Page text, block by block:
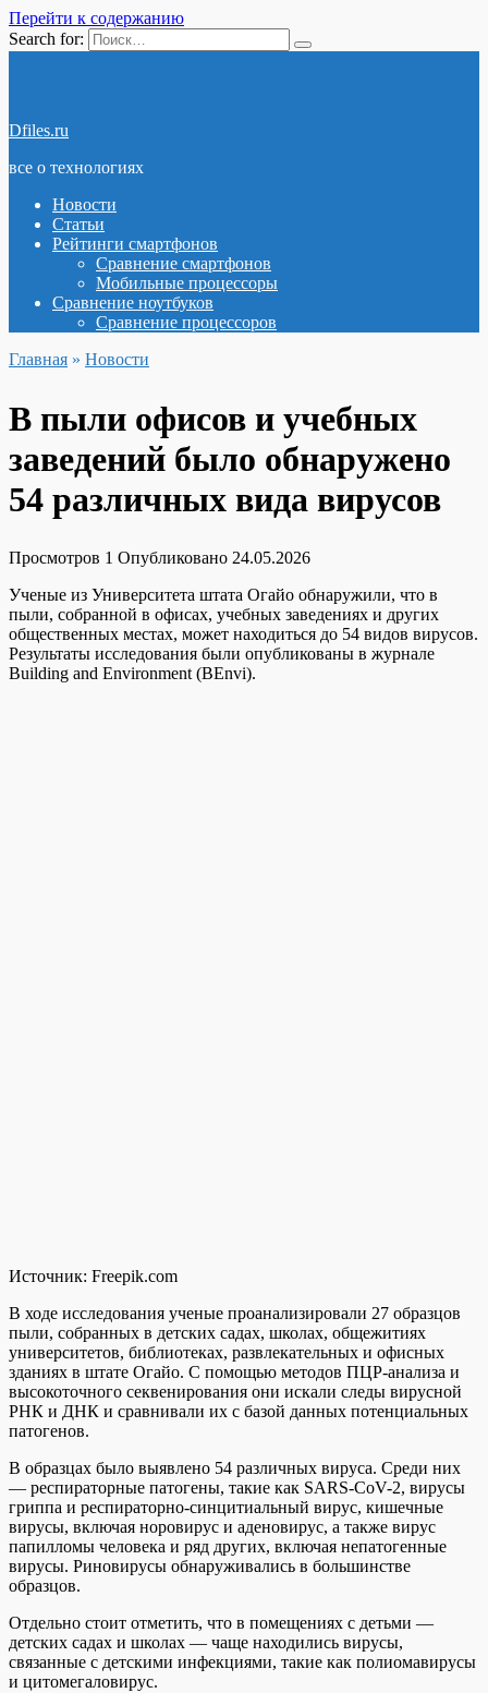
Перейти к содержанию
Search for:
Dfiles.ru
все о технологиях
Новости
Статьи
Рейтинги смартфонов
Сравнение смартфонов
Мобильные процессоры
Сравнение ноутбуков
Сравнение процессоров
Главная » Новости
В пыли офисов и учебных
заведений было обнаружено
54 различных вида вирусов
Просмотров 1 Опубликовано 24.05.2026
Ученые из Университета штата Огайо обнаружили, что в
пыли, собранной в офисах, учебных заведениях и других
общественных местах, может находиться до 54 видов вирусов.
Результаты исследования были опубликованы в журнале
Building and Environment (BEnvi).
Источник: Freepik.com
В ходе исследования ученые проанализировали 27 образцов
пыли, собранных в детских садах, школах, общежитиях
университетов, библиотеках, развлекательных и офисных
зданиях в штате Огайо. С помощью методов ПЦР-анализа и
высокоточного секвенирования они искали следы вирусной
РНК и ДНК и сравнивали их с базой данных потенциальных
патогенов.
В образцах было выявлено 54 различных вируса. Среди них
— респираторные патогены, такие как SARS-CoV-2, вирусы
гриппа и респираторно-синцитиальный вирус, кишечные
вирусы, включая норовирус и аденовирус, а также вирус
папилломы человека и ряд других, включая непатогенные
вирусы. Риновирусы обнаруживались в большинстве
образцов.
Отдельно стоит отметить, что в помещениях с детьми —
детских садах и школах — чаще находились вирусы,
связанные с детскими инфекциями, такие как полиомавирусы
и цитомегаловирус.